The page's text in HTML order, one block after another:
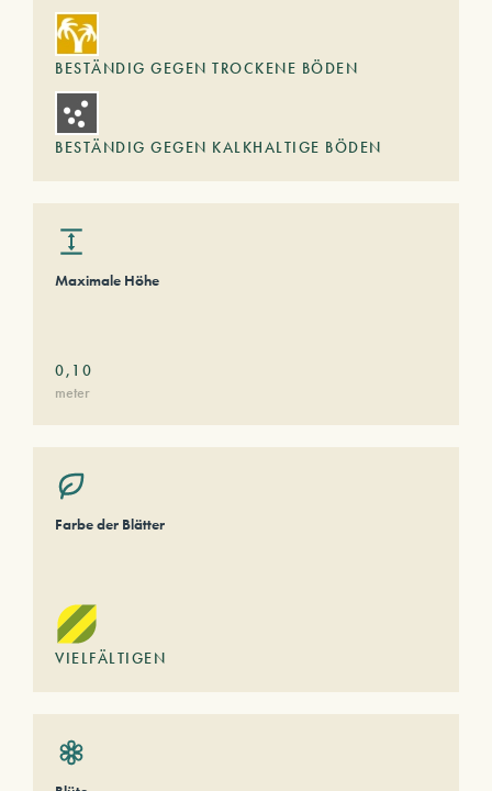
BESTÄNDIG GEGEN TROCKENE BÖDEN
BESTÄNDIG GEGEN KALKHALTIGE BÖDEN
Maximale Höhe
0,10
meter
Farbe der Blätter
VIELFÄLTIGEN